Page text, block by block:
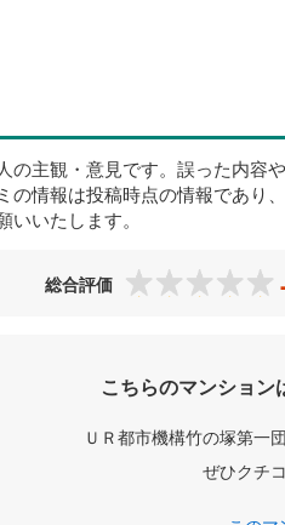
の主観・意見です。誤った内容
の情報は投稿時点の情報であり
いたします。
総合評価
こちらのマンション
ＵＲ都市機構竹の塚第一
ぜひクチ